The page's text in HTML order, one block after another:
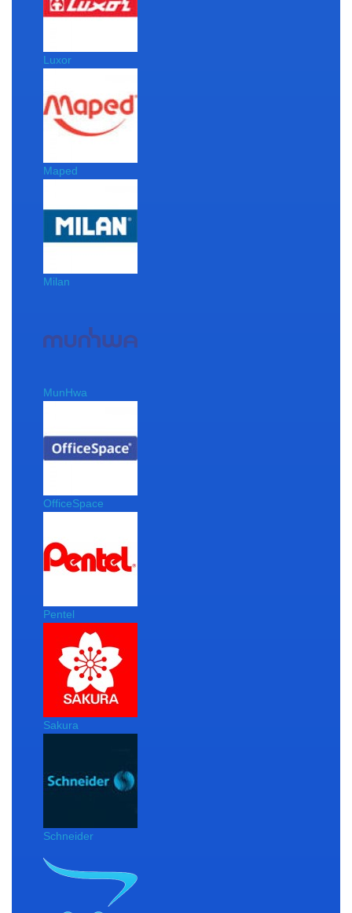
Luxor
Maped
Milan
MunHwa
OfficeSpace
Pentel
Sakura
Schneider